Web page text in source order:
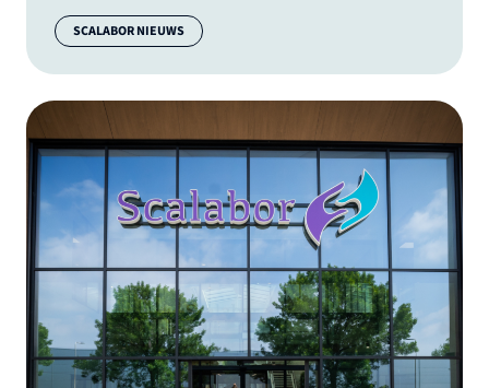
Categorie:
SCALABOR NIEUWS